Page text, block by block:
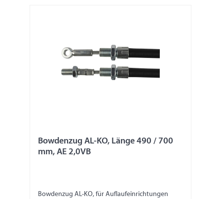
Bowdenzug AL-KO, Länge 490 / 700
mm, AE 2,0VB
Bowdenzug AL-KO, für Auflaufeinrichtungen